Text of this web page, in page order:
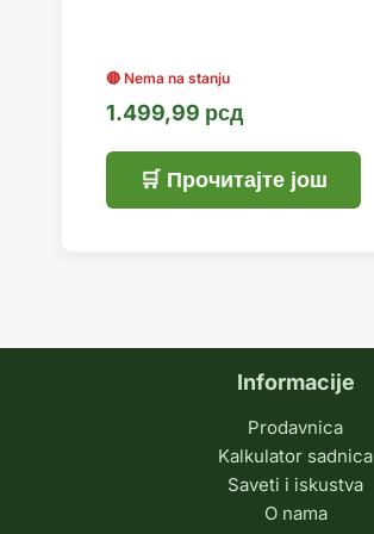
1.499,99 рсд
Прочитајте још
Informacije
Prodavnica
Kalkulator sadnica
Saveti i iskustva
O nama